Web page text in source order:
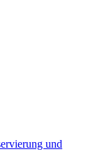
und